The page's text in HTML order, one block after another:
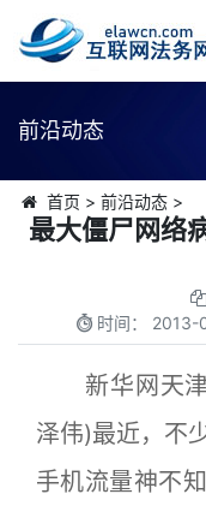
前沿动态
首页 > 前沿动态>
最大僵尸网络
时间： 2013-
新华网天津1
泽伟)最近，不
手机流量神不